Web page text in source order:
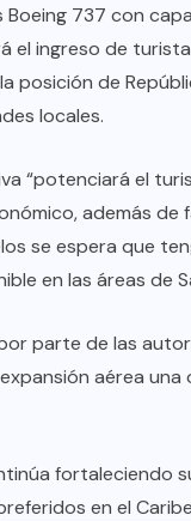
737 con
el ingreso de
posición de
locales.
“potenciará el
además de
se espera que
en las áreas de
parte de las
aérea
fortaleciendo
en el